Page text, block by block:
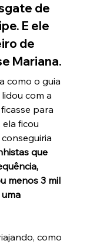
de
E ele
de
Mariana.
como o guia
com a
para
ficou
que
menos 3 mil
como